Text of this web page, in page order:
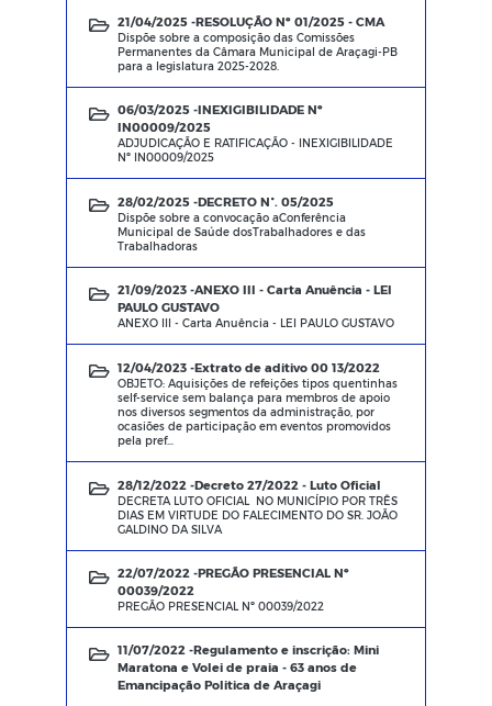
21/04/2025 -RESOLUÇÃO Nº 01/2025 - CMA
Dispõe sobre a composição das Comissões
Permanentes da Câmara Municipal de Araçagi-PB
para a legislatura 2025-2028.
06/03/2025 -INEXIGIBILIDADE Nº
IN00009/2025
ADJUDICAÇÃO E RATIFICAÇÃO - INEXIGIBILIDADE
Nº IN00009/2025
28/02/2025 -DECRETO N°. 05/2025
Dispõe sobre a convocação aConferência
Municipal de Saúde dosTrabalhadores e das
Trabalhadoras
21/09/2023 -ANEXO III - Carta Anuência - LEI
PAULO GUSTAVO
ANEXO III - Carta Anuência - LEI PAULO GUSTAVO
12/04/2023 -Extrato de aditivo 00 13/2022
OBJETO: Aquisições de refeições tipos quentinhas
self-service sem balança para membros de apoio
nos diversos segmentos da administração, por
ocasiões de participação em eventos promovidos
pela pref...
28/12/2022 -Decreto 27/2022 - Luto Oficial
DECRETA LUTO OFICIAL NO MUNICÍPIO POR TRÊS
DIAS EM VIRTUDE DO FALECIMENTO DO SR. JOÃO
GALDINO DA SILVA
22/07/2022 -PREGÃO PRESENCIAL Nº
00039/2022
PREGÃO PRESENCIAL Nº 00039/2022
11/07/2022 -Regulamento e inscrição: Mini
Maratona e Volei de praia - 63 anos de
Emancipação Politica de Araçagi